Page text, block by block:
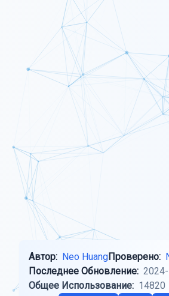
Автор: Neo HuangПроверено:
Последнее Обновление:
Общее Использование: 14820